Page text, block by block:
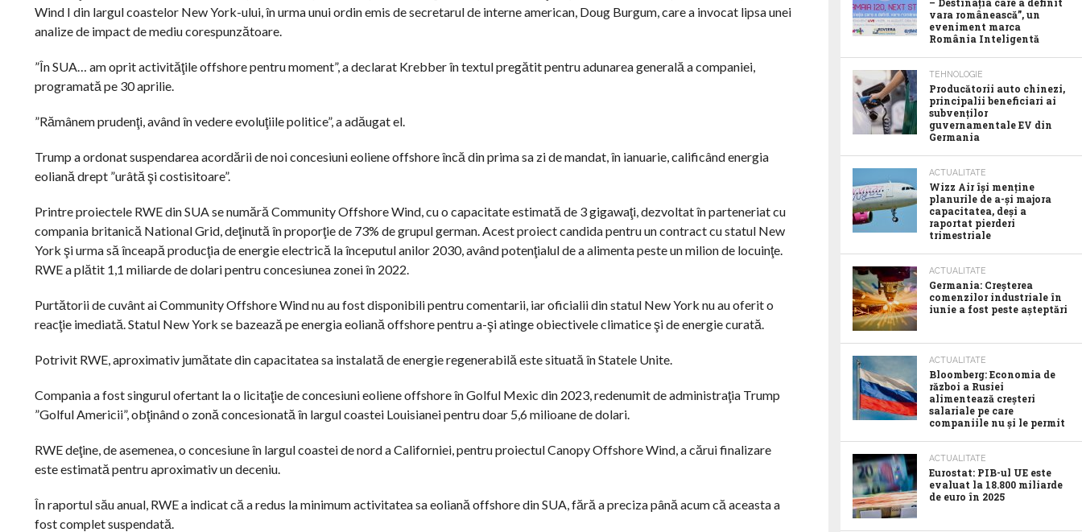
Wind I din largul coastelor New York-ului, în urma unui ordin emis de secretarul de interne american, Doug Burgum, care a invocat lipsa unei
analize de impact de mediu corespunzătoare.
”În SUA… am oprit activităţile offshore pentru moment”, a declarat Krebber în textul pregătit pentru adunarea generală a companiei,
programată pe 30 aprilie.
”Rămânem prudenţi, având în vedere evoluţiile politice”, a adăugat el.
Trump a ordonat suspendarea acordării de noi concesiuni eoliene offshore încă din prima sa zi de mandat, în ianuarie, calificând energia
eoliană drept ”urâtă şi costisitoare”.
Printre proiectele RWE din SUA se numără Community Offshore Wind, cu o capacitate estimată de 3 gigawaţi, dezvoltat în parteneriat cu
compania britanică National Grid, deţinută în proporţie de 73% de grupul german. Acest proiect candida pentru un contract cu statul New
York şi urma să înceapă producţia de energie electrică la începutul anilor 2030, având potenţialul de a alimenta peste un milion de locuinţe.
RWE a plătit 1,1 miliarde de dolari pentru concesiunea zonei în 2022.
Purtătorii de cuvânt ai Community Offshore Wind nu au fost disponibili pentru comentarii, iar oficialii din statul New York nu au oferit o
reacţie imediată. Statul New York se bazează pe energia eoliană offshore pentru a-şi atinge obiectivele climatice şi de energie curată.
Potrivit RWE, aproximativ jumătate din capacitatea sa instalată de energie regenerabilă este situată în Statele Unite.
Compania a fost singurul ofertant la o licitaţie de concesiuni eoliene offshore în Golful Mexic din 2023, redenumit de administraţia Trump
”Golful Americii”, obţinând o zonă concesionată în largul coastei Louisianei pentru doar 5,6 milioane de dolari.
RWE deţine, de asemenea, o concesiune în largul coastei de nord a Californiei, pentru proiectul Canopy Offshore Wind, a cărui finalizare
este estimată pentru aproximativ un deceniu.
În raportul său anual, RWE a indicat că a redus la minimum activitatea sa eoliană offshore din SUA, fără a preciza până acum că aceasta a
fost complet suspendată.
vara românească”, un
eveniment marca
România Inteligentă
TEHNOLOGIE
Producătorii auto chinezi,
principalii beneficiari ai
subvenților
guvernamentale EV din
Germania
ACTUALITATE
Wizz Air își menține
planurile de a-și majora
capacitatea, deși a
raportat pierderi
trimestriale
ACTUALITATE
Germania: Creșterea
comenzilor industriale în
iunie a fost peste așteptări
ACTUALITATE
Bloomberg: Economia de
război a Rusiei
alimentează creșteri
salariale pe care
companiile nu și le permit
ACTUALITATE
Eurostat: PIB-ul UE este
evaluat la 18.800 miliarde
de euro în 2025